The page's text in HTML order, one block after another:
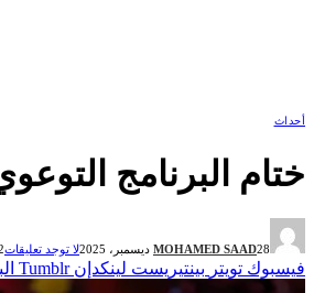
أحداث
ختام البرنامج
MOHAMED SAAD28 ديسمبر، 2025 لا توجد تعليقات2
فيسبوك تويتر بينتيريست لينكدإن Tumblr